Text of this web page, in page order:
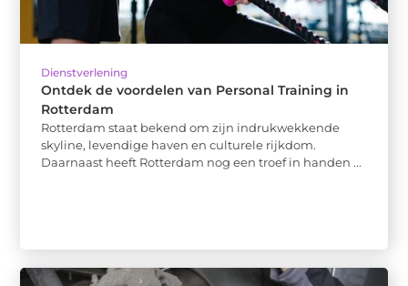
Dienstverlening
Ontdek de voordelen van Personal Training in
Rotterdam
Rotterdam staat bekend om zijn indrukwekkende
skyline, levendige haven en culturele rijkdom.
Daarnaast heeft Rotterdam nog een troef in handen ...